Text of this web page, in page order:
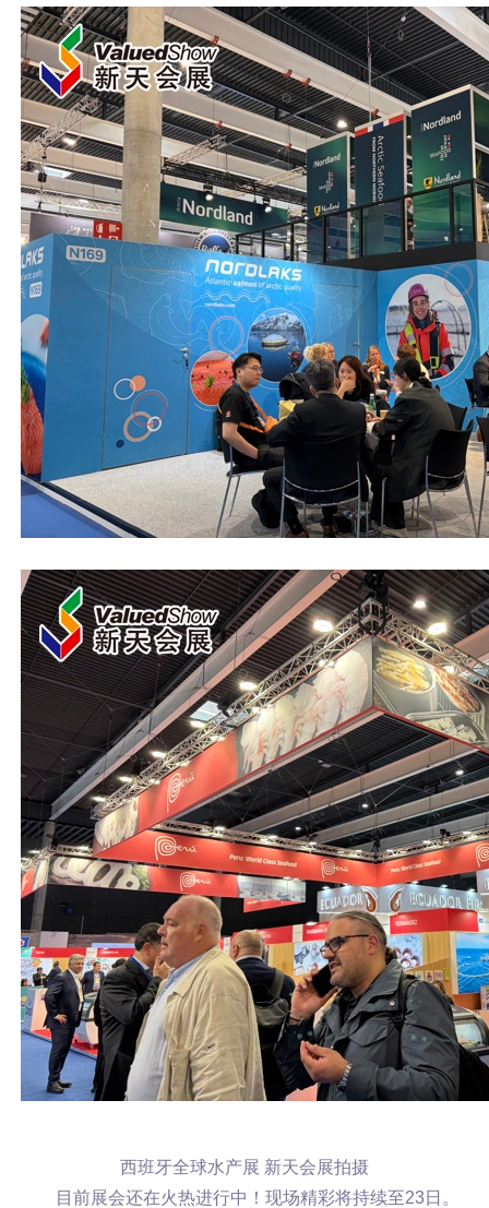
西班牙全球水产展 新天会展拍摄
目前展会还在火热进行中！现场精彩将持续至23日。